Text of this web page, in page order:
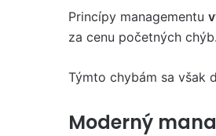
Princípy managementu
za cenu početných chýb.
Týmto chybám sa však
Moderný